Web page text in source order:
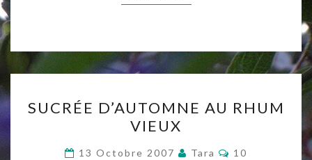
D’AUTOMNE
AU
RHUM
SUCRÉE D’AUTOMNE AU RHUM
VIEUX
13 Octobre 2007 Tara Commentaires
10